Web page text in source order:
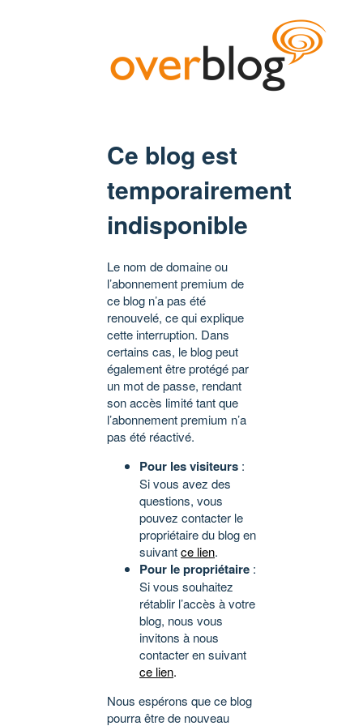
Ce blog est
temporairement
indisponible
Le nom de domaine ou
l’abonnement premium de
ce blog n’a pas été
renouvelé, ce qui explique
cette interruption. Dans
certains cas, le blog peut
également être protégé par
un mot de passe, rendant
son accès limité tant que
l’abonnement premium n’a
pas été réactivé.
Pour les visiteurs :
Si vous avez des
questions, vous
pouvez contacter le
propriétaire du blog en
suivantce lien.
Pour le propriétaire :
Si vous souhaitez
rétablir l’accès à votre
blog, nous vous
invitons à nous
contacter en suivant
ce lien.
Nous espérons que ce blog
pourra être de nouveau